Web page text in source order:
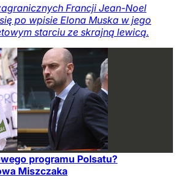
Francji Jean-Noel
po wpisie Elona Muska w jego
starciu ze skrajną lewicą.
programu Polsatu?
Miszczaka